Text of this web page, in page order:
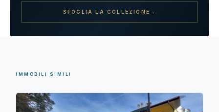
SFOGLIA LA COLLEZIONE →
IMMOBILI SIMILI